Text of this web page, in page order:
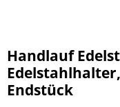
Handlauf
Endstück